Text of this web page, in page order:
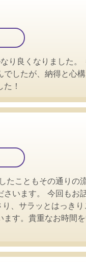
良くなりました。
したが、納得と心
！
こともその通りの
います。 今回もお
、サラッとはっき
す。貴重なお時間